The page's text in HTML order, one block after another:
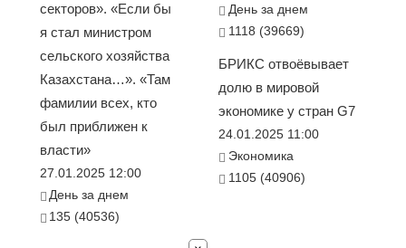
секторов». «Если бы
я стал министром
сельского хозяйства
Казахстана…». «Там
фамилии всех, кто
был приближен к
власти»
27.01.2025 12:00
День за днем
135 (40536)
День за днем
1118 (39669)
БРИКС отвоёвывает
долю в мировой
экономике у стран G7
24.01.2025 11:00
Экономика
1105 (40906)